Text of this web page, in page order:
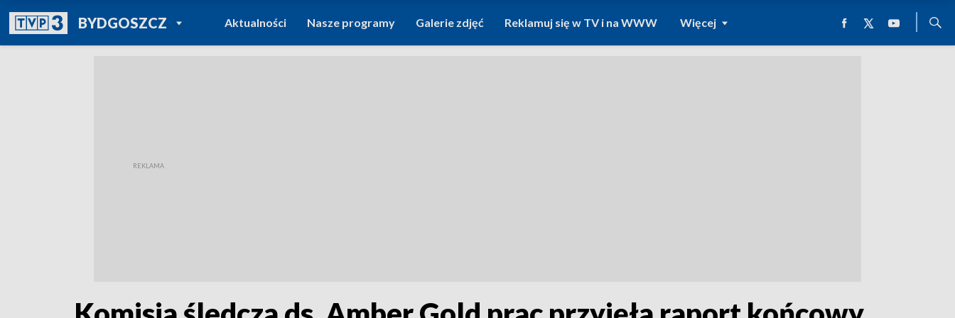
BYDGOSZCZPOWRÓT DO
TVP REGIONY
Aktualności Nasze programy Galerie zdjęć Reklamuj się w TV i na WWW Więcej